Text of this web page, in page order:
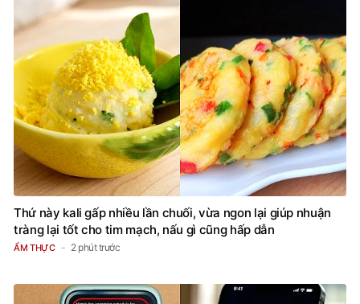
Thứ này kali gấp nhiều lần chuối, vừa ngon lại giúp nhuận
tràng lại tốt cho tim mạch, nấu gì cũng hấp dẫn
ẨM THỰC 2 phút trước